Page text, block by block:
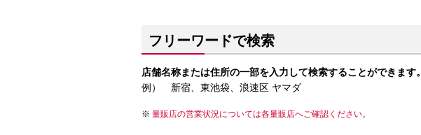
フリーワードで検索
店舗名称または住所の一部を入力して検索することができます。
例） 新宿、東池袋、浪速区 ヤマダ
量販店の営業状況については各量販店へご確認ください。